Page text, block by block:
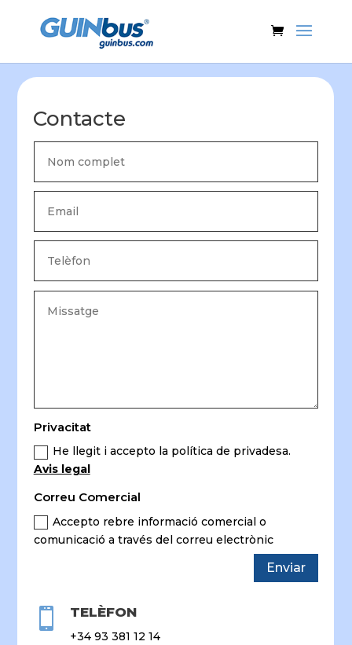
Contacte
Privacitat
He llegit i accepto la política de privadesa.
Avis legal
Correu Comercial
Accepto rebre informació comercial o
comunicació a través del correu electrònic
Enviar
 TELÈFON
+34 93 381 12 14